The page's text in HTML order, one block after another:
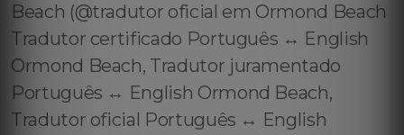
Beach (@tradutor oficial em Ormond Beach
Tradutor certificado Português ↔️ English
Ormond Beach, Tradutor juramentado
Português ↔️ English Ormond Beach,
Tradutor oficial Português ↔️ English